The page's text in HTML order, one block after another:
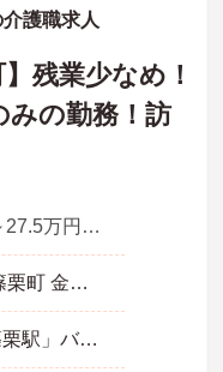
護職求人
残業少なめ！
の勤務！訪
月収 21.1万円～27.5万円概算
福岡県 糟屋郡篠栗町 金出3553
ＪＲ篠栗線「篠栗駅」バス・車5分